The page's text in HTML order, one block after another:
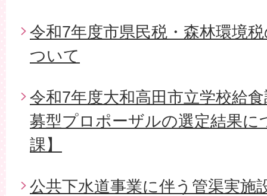
令和7年度市県民税・森林環境
ついて
令和7年度大和高田市立学校給
募型プロポーザルの選定結果に
課】
公共下水道事業に伴う管渠実施